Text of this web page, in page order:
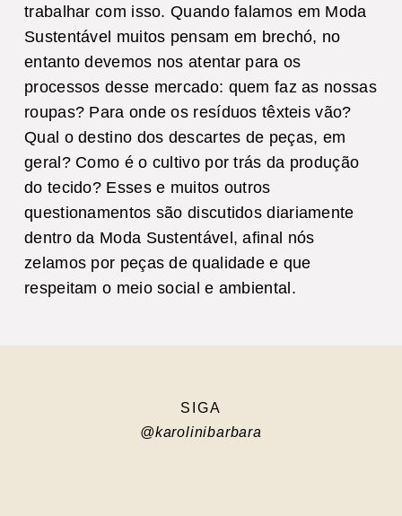
trabalhar com isso. Quando falamos em Moda
Sustentável muitos pensam em brechó, no
entanto devemos nos atentar para os
processos desse mercado: quem faz as nossas
roupas? Para onde os resíduos têxteis vão?
Qual o destino dos descartes de peças, em
geral? Como é o cultivo por trás da produção
do tecido? Esses e muitos outros
questionamentos são discutidos diariamente
dentro da Moda Sustentável, afinal nós
zelamos por peças de qualidade e que
respeitam o meio social e ambiental.
SIGA
@karolinibarbara